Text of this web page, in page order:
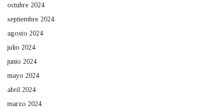
octubre 2024
septiembre 2024
agosto 2024
julio 2024
junio 2024
mayo 2024
abril 2024
marzo 2024